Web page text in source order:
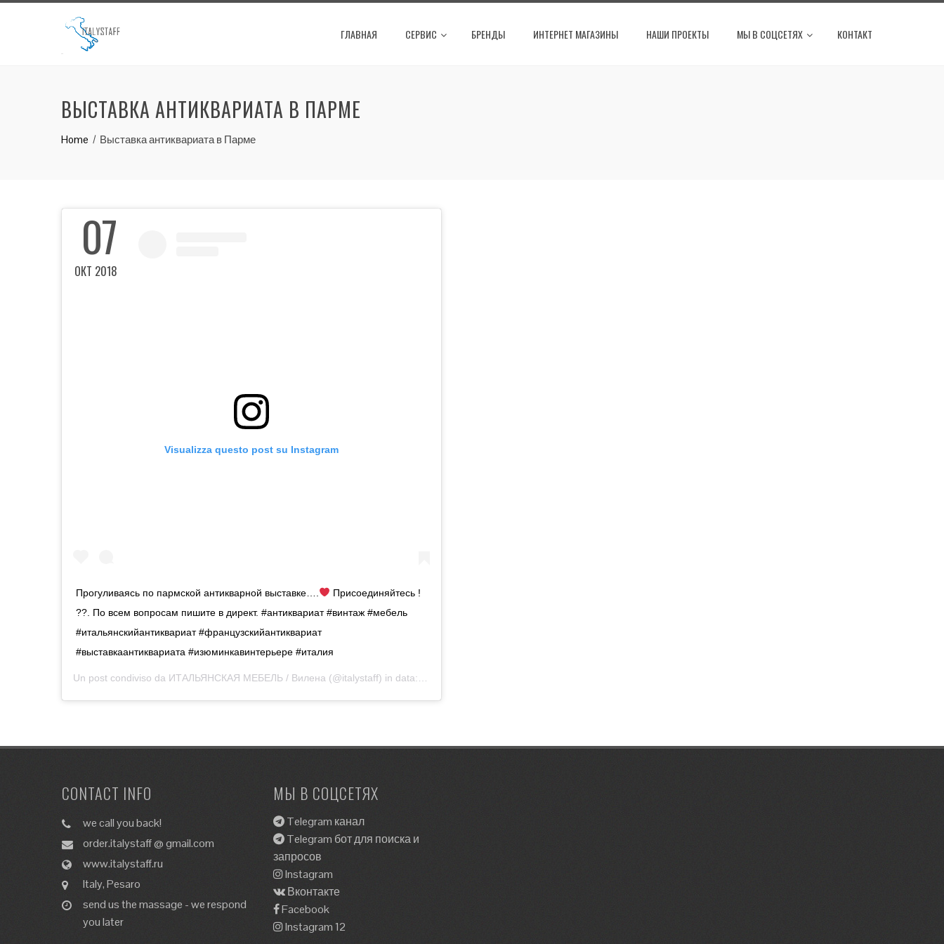
ГЛАВНАЯ СЕРВИС БРЕНДЫ ИНТЕРНЕТ МАГАЗИНЫ НАШИ ПРОЕКТЫ МЫ В СОЦСЕТЯХ КОНТАКТ
ВЫСТАВКА АНТИКВАРИАТА В ПАРМЕ
Home Выставка антиквариата в Парме
07
ОКТ 2018
Visualizza questo post su Instagram
Прогуливаясь по пармской антикварной выставке….
Присоединяйтесь !
??. По всем вопросам пишите в директ. #антиквариат #винтаж #мебель
#итальянскийантиквариат #французскийантиквариат
#выставкаантиквариата #изюминкавинтерьере #италия
Un post condiviso da ИТАЛЬЯНСКАЯ МЕБЕЛЬ / Вилена (@italystaff) in data:
CONTACT INFO
we call you back!
order.italystaff @ gmail.com
www.italystaff.ru
Italy, Pesaro
send us the massage - we respond
you later
МЫ В СОЦСЕТЯХ
Telegram канал
Telegram бот для поиска и
запросов
Instagram
Вконтакте
Facebook
Instagram 12